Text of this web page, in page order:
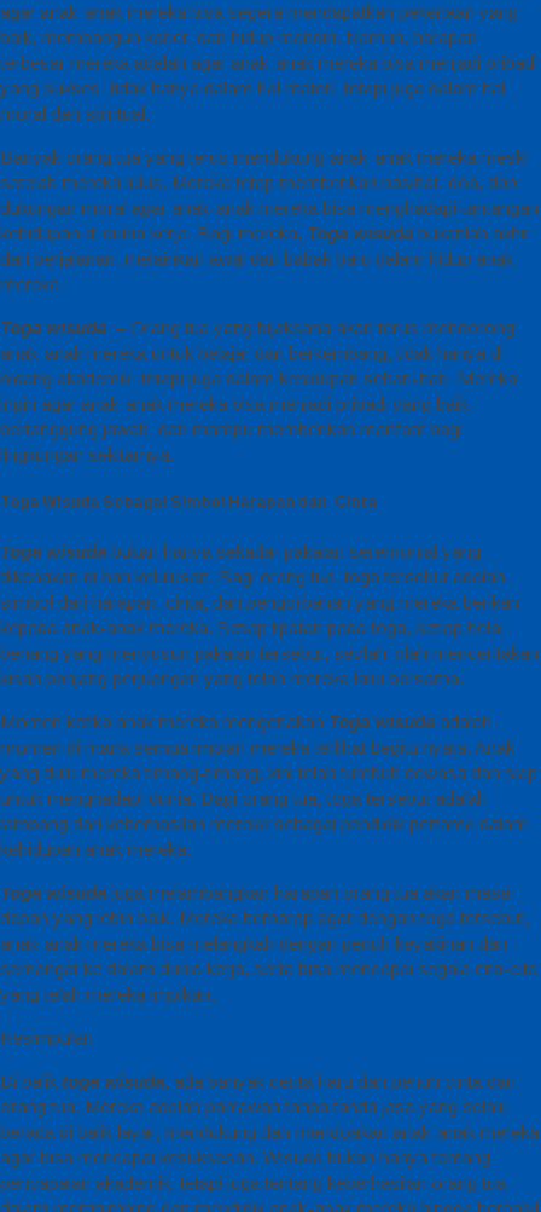
agar anak-anak mereka bisa segera mendapatkan pekerjaan yang
baik, membangun karier, dan hidup mandiri. Namun, harapan
terbesar mereka adalah agar anak-anak mereka bisa menjadi pribadi
yang sukses, tidak hanya dalam hal materi, tetapi juga dalam hal
moral dan spiritual.
Banyak orang tua yang terus mendukung anak-anak mereka meski
setelah mereka lulus. Mereka tetap memberikan nasihat, doa, dan
dukungan moral agar anak-anak mereka bisa menghadapi tantangan
kehidupan di dunia kerja. Bagi mereka, Toga wisuda bukanlah akhir
dari perjalanan, melainkan awal dari babak baru dalam hidup anak
mereka.
Toga wisuda – Orang tua yang bijaksana akan terus mendorong
anak-anak mereka untuk belajar dan berkembang, tidak hanya di
bidang akademik, tetapi juga dalam kehidupan sehari-hari. Mereka
ingin agar anak-anak mereka bisa menjadi pribadi yang baik,
bertanggung jawab, dan mampu memberikan manfaat bagi
lingkungan sekitarnya.
Toga Wisuda Sebagai Simbol Harapan dan Cinta
Toga wisuda bukan hanya sekadar pakaian seremonial yang
dikenakan di hari kelulusan. Bagi orang tua, toga tersebut adalah
simbol dari harapan, cinta, dan pengorbanan yang mereka berikan
kepada anak-anak mereka. Setiap lipatan pada toga, setiap helai
benang yang menyusun pakaian tersebut, seolah-olah menceritakan
kisah panjang perjuangan yang telah mereka lalui bersama.
Momen ketika anak mereka mengenakan Toga wisuda adalah
momen di mana semua impian mereka terlihat begitu nyata. Anak
yang dulu mereka timang-timang, kini telah tumbuh dewasa dan siap
untuk menghadapi dunia. Bagi orang tua, toga tersebut adalah
lambang dari keberhasilan mereka sebagai pendidik pertama dalam
kehidupan anak mereka.
Toga wisuda juga melambangkan harapan orang tua akan masa
depan yang lebih baik. Mereka berharap agar dengan toga tersebut,
anak-anak mereka bisa melangkah dengan penuh keyakinan dan
semangat ke dalam dunia kerja, serta bisa mencapai segala cita-cita
yang telah mereka impikan.
Kesimpulan
Di balik toga wisuda, ada banyak cerita haru dan penuh cinta dari
orang tua. Mereka adalah pahlawan tanpa tanda jasa yang selalu
berada di balik layar, mendukung dan mendoakan anak-anak mereka
agar bisa mencapai kesuksesan. Wisuda bukan hanya tentang
pencapaian akademik, tetapi juga tentang keberhasilan orang tua
dalam membimbing dan mendidik anak-anak mereka hingga berhasil